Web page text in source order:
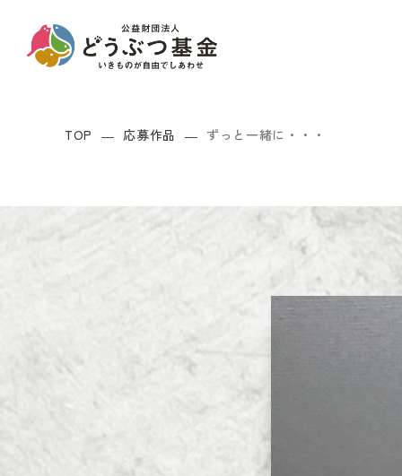
TOP 応募作品 ずっと一緒に・・・